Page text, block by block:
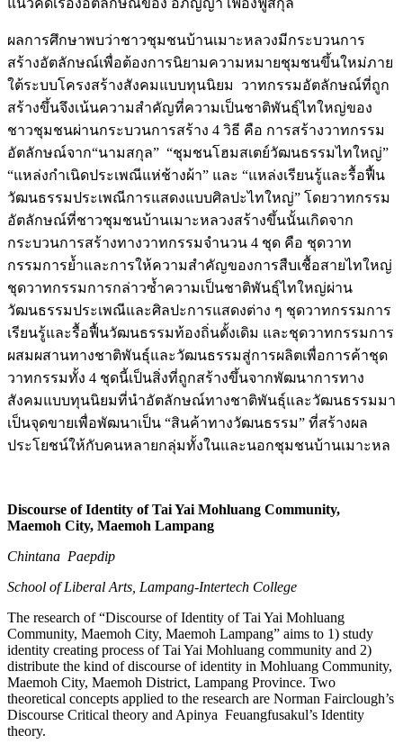
แนวคิดเรื่องอัตลักษณ์ของ อภิญญา เฟื่องฟูสกุล
ผลการศึกษาพบว่าชาวชุมชนบ้านเมาะหลวงมีกระบวนการ
สร้างอัตลักษณ์เพื่อต้องการนิยามความหมายชุมชนขึ้นใหม่ภาย
ใต้ระบบโครงสร้างสังคมแบบทุนนิยม วาทกรรมอัตลักษณ์ที่ถูก
สร้างขึ้นจึงเน้นความสำคัญที่ความเป็นชาติพันธุ์ไทใหญ่ของ
ชาวชุมชนผ่านกระบวนการสร้าง 4 วิธี คือ การสร้างวาทกรรม
อัตลักษณ์จาก“นามสกุล” “ชุมชนโฮมสเตย์วัฒนธรรมไทใหญ่”
“แหล่งกำเนิดประเพณีแห่ช้างผ้า” และ “แหล่งเรียนรู้และรื้อฟื้น
วัฒนธรรมประเพณีการแสดงแบบศิลปะไทใหญ่” โดยวาทกรรม
อัตลักษณ์ที่ชาวชุมชนบ้านเมาะหลวงสร้างขึ้นนั้นเกิดจาก
กระบวนการสร้างทางวาทกรรมจำนวน 4 ชุด คือ ชุดวาท
กรรมการย้ำและการให้ความสำคัญของการสืบเชื้อสายไทใหญ่
ชุดวาทกรรมการกล่าวซ้ำความเป็นชาติพันธุ์ไทใหญ่ผ่าน
วัฒนธรรมประเพณีและศิลปะการแสดงต่าง ๆ ชุดวาทกรรมการ
เรียนรู้และรื้อฟื้นวัฒนธรรมท้องถิ่นดั้งเดิม และชุดวาทกรรมการ
ผสมผสานทางชาติพันธุ์และวัฒนธรรมสู่การผลิตเพื่อการค้าชุด
วาทกรรมทั้ง 4 ชุดนี้เป็นสิ่งที่ถูกสร้างขึ้นจากพัฒนาการทาง
สังคมแบบทุนนิยมที่นำอัตลักษณ์ทางชาติพันธุ์และวัฒนธรรมมา
เป็นจุดขายเพื่อพัฒนาเป็น “สินค้าทางวัฒนธรรม” ที่สร้างผล
ประโยชน์ให้กับคนหลายกลุ่มทั้งในและนอกชุมชนบ้านเมาะหล
Discourse of Identity of Tai Yai Mohluang Community,
Maemoh City, Maemoh Lampang
Chintana Paepdip
School of Liberal Arts, Lampang-Intertech College
The research of “Discourse of Identity of Tai Yai Mohluang
Community, Maemoh City, Maemoh Lampang” aims to 1) study
identity creating process of Tai Yai Mohluang community and 2)
distribute the kind of discourse of identity in Mohluang Community,
Maemoh City, Maemoh District, Lampang Province. Two
theoretical concepts applied to the research are Norman Fairclough’s
Discourse Critical theory and Apinya Feuangfusakul’s Identity
theory.